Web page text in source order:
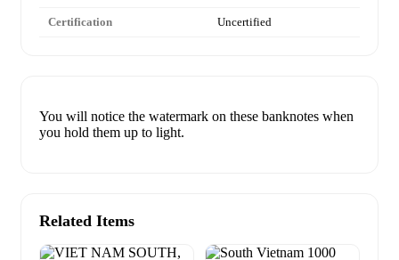
Certification Uncertified
You will notice the watermark on these banknotes when
you hold them up to light.
Related Items